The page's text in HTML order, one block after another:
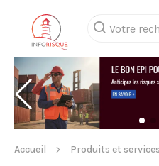
Accueil Produits et services